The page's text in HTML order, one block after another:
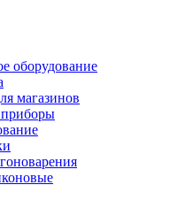
оборудование
магазинов